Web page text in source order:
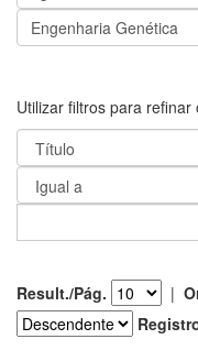
Utilizar filtros para
Result./Pág. |